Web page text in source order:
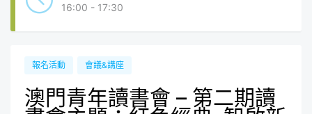
16:00 - 17:30
報名活動 會議&講座
澳門青年讀書會 – 第二期讀